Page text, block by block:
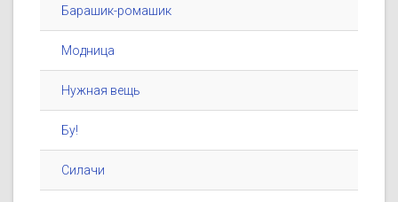
Барашик-ромашик
Модница
Нужная вещь
Бу!
Силачи